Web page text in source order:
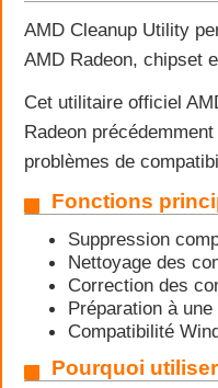
AMD Cleanup Utility
AMD Radeon, chipset
Cet utilitaire officiel
Radeon
problèmes de
Fonctions
Suppression
Nettoyage des
Correction des
Préparation à
Compatibilité
Pourquoi